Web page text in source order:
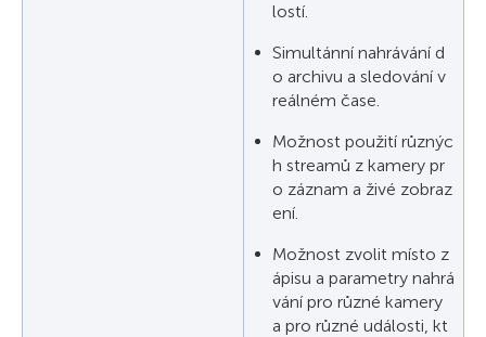
lostí.
Simultánní nahrávání d
o archivu a sledování v
reálném čase.
Možnost použití různýc
h streamů z kamery pr
o záznam a živé zobraz
ení.
Možnost zvolit místo z
ápisu a parametry nahrá
vání pro různé kamery
a pro různé události, kt